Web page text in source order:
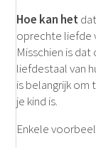
Hoe kan het
oprechte liefde
Misschien is
liefdestaal van
is belangrijk om
je kind is.
Enkele